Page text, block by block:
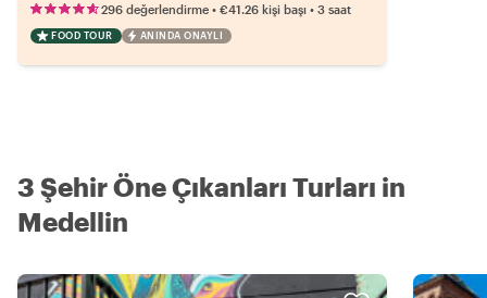
296 değerlendirme • €41.26 kişi başı • 3 saat
FOOD TOUR ANINDA ONAYLI
3 Şehir Öne Çıkanları Turları in
Medellin